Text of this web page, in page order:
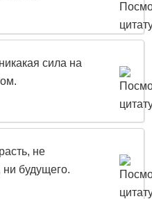
сила на
не
будущего.